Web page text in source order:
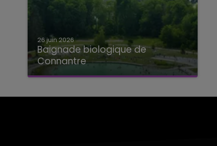
26 juin 2026
Baignade biologique de
Connantre
Baignade biologique de Connantre